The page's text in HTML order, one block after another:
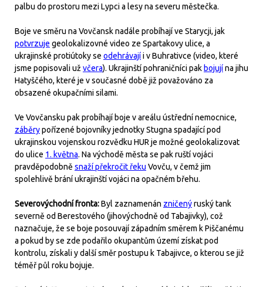
palbu do prostoru mezi Lypci a lesy na severu městečka.
Boje ve směru na Vovčansk nadále probíhají ve Starycji, jak
potvrzuje geolokalizovné video ze Spartakovy ulice, a
ukrajinské protiútoky se odehrávajíi v Buhrativce (video, které
jsme popisovali už včera). Ukrajinští pohraničníci pakbojujína jihu
Hatyščého, které je v současné době již považováno za
obsazené okupačními silami.
Ve Vovčansku pak probíhají boje v areálu ústřední nemocnice,
záběrypořízené bojovníky jednotky Stugna spadající pod
ukrajinskou vojenskou rozvědku HUR je možné geolokalizovat
do ulice 1. května. Na východě města se pak ruští vojáci
pravděpodobně snaží překročit řeku Vovču, v čemž jim
spolehlivě brání ukrajinští vojáci na opačném břehu.
Severovýchodní fronta:Byl zaznamenán zničenýruský tank
severně od Berestového (jihovýchodně od Tabajivky), což
naznačuje, že se boje posouvají západním směrem k Piščanému
a pokud by se zde podařilo okupantům území získat pod
kontrolu, získali y další směr postupu k Tabajivce, o kterou se již
téměř půl roku bojuje.